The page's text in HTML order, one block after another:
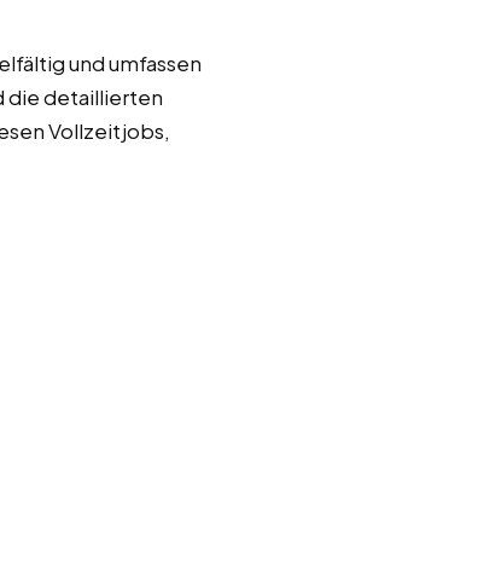
und umfassen
die detaillierten
Vollzeitjobs,